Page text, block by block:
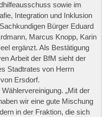
sowie im
Integration und Inklusion
Bürger Eduard
Marcus Knopp, Karin
ergänzt. Als Bestätigung
Arbeit der BfM sieht der
Stadtrates von Herrn
Ersdorf.
„Mit der
wir eine gute Mischung
in der Fraktion, die sich